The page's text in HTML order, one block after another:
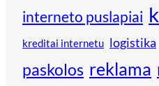
interneto puslapiai
kreditai internetu logistika
paskolos reklama